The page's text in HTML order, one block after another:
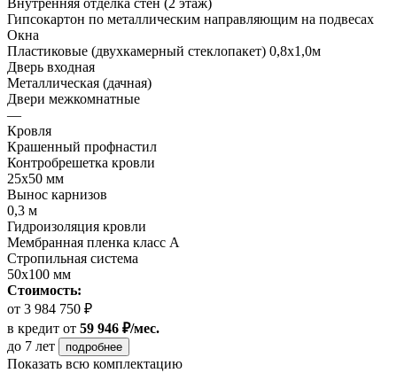
Гипсокартон по металлическим направляющим на подвесах
Окна
Пластиковые (двухкамерный стеклопакет) 0,8х1,0м
Дверь входная
Металлическая (дачная)
Двери межкомнатные
—
Кровля
Крашенный профнастил
Контробрешетка кровли
25х50 мм
Вынос карнизов
0,3 м
Гидроизоляция кровли
Мембранная пленка класс А
Стропильная система
50х100 мм
Стоимость:
от 3 984 750 ₽
в кредит от 59 946 ₽/мес.
до 7 лет
подробнее
Показать всю комплектацию